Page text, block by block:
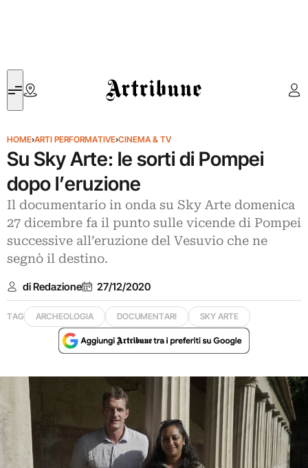
Artribune
HOME›ARTI PERFORMATIVE›CINEMA & TV
Su Sky Arte: le sorti di Pompei
dopo l’eruzione
Il documentario in onda su Sky Arte domenica
27 dicembre fa il punto sulle vicende di Pompei
successive all’eruzione del Vesuvio che ne
segnò il destino.
di Redazione 27/12/2020
TAG ARCHEOLOGIA DOCUMENTARI SKY ARTE